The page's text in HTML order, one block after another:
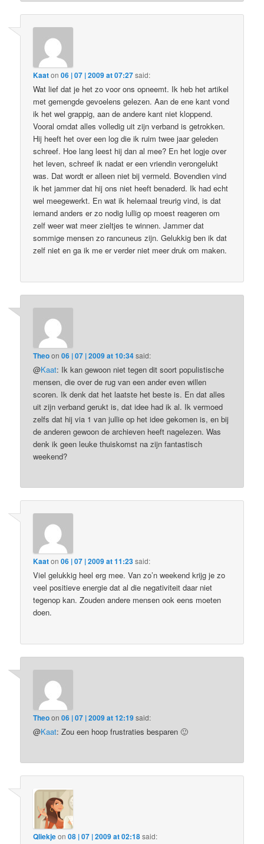
Kaaton06 | 07 | 2009 at 07:27said:
Wat lief dat je het zo voor ons opneemt. Ik heb het artikel
met gemengde gevoelens gelezen. Aan de ene kant vond
ik het wel grappig, aan de andere kant niet kloppend.
Vooral omdat alles volledig uit zijn verband is getrokken.
Hij heeft het over een log die ik ruim twee jaar geleden
schreef. Hoe lang leest hij dan al mee? En het logje over
het leven, schreef ik nadat er een vriendin verongelukt
was. Dat wordt er alleen niet bij vermeld. Bovendien vind
ik het jammer dat hij ons niet heeft benaderd. Ik had echt
wel meegewerkt. En wat ik helemaal treurig vind, is dat
iemand anders er zo nodig lullig op moest reageren om
zelf weer wat meer zieltjes te winnen. Jammer dat
sommige mensen zo rancuneus zijn. Gelukkig ben ik dat
zelf niet en ga ik me er verder niet meer druk om maken.
Theoon06 | 07 | 2009 at 10:34said:
@Kaat: Ik kan gewoon niet tegen dit soort populistische
mensen, die over de rug van een ander even willen
scoren. Ik denk dat het laatste het beste is. En dat alles
uit zijn verband gerukt is, dat idee had ik al. Ik vermoed
zelfs dat hij via 1 van jullie op het idee gekomen is, en bij
de anderen gewoon de archieven heeft nagelezen. Was
denk ik geen leuke thuiskomst na zijn fantastisch
weekend?
Kaaton06 | 07 | 2009 at 11:23said:
Viel gelukkig heel erg mee. Van zo’n weekend krijg je zo
veel positieve energie dat al die negativiteit daar niet
tegenop kan. Zouden andere mensen ook eens moeten
doen.
Theoon06 | 07 | 2009 at 12:19said:
@Kaat: Zou een hoop frustraties besparen 🙂
Qliekjeon08 | 07 | 2009 at 02:18said: